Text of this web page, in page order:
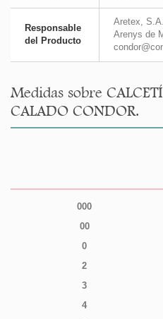
Responsable
del Producto
Aretex,
Arenys de
Medidas sobre
CALADO CONDOR.
000
00
0
2
3
4